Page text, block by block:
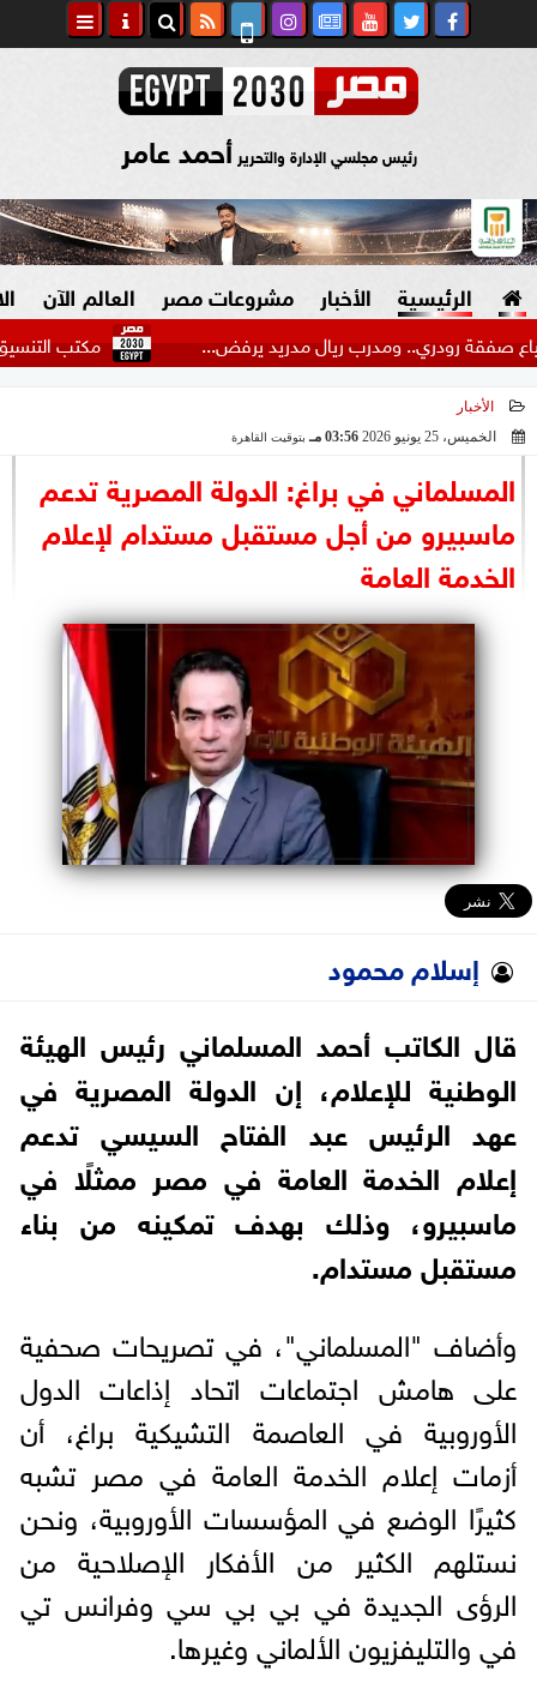
رئيس مجلسي الإدارة والتحرير أحمد عامر
الرئيسية الأخبار
السياسة
الرئاسة
البرلمان
الوزارات
الأحزاب
مشروعات مصر
صنع في مصر
العالم الآن
مكتب التنسيق: رودري.. ومدرب ريال مدريد يرفض...
الأخبار
الخميس، 25 يونيو 2026
03:56 مـ بتوقيت القاهرة
المسلماني في براغ: الدولة المصرية تدعم
ماسبيرو من أجل مستقبل مستدام لإعلام
الخدمة العامة
إسلام محمود
قال الكاتب أحمد المسلماني رئيس الهيئة
الوطنية للإعلام، إن الدولة المصرية في
عهد الرئيس عبد الفتاح السيسي تدعم
إعلام الخدمة العامة في مصر ممثلًا في
ماسبيرو، وذلك بهدف تمكينه من بناء
مستقبل مستدام.
وأضاف "المسلماني"، في تصريحات صحفية
على هامش اجتماعات اتحاد إذاعات الدول
الأوروبية في العاصمة التشيكية براغ، أن
أزمات إعلام الخدمة العامة في مصر تشبه
كثيرًا الوضع في المؤسسات الأوروبية، ونحن
نستلهم الكثير من الأفكار الإصلاحية من
الرؤى الجديدة في بي بي سي وفرانس تي
في والتليفزيون الألماني وغيرها.